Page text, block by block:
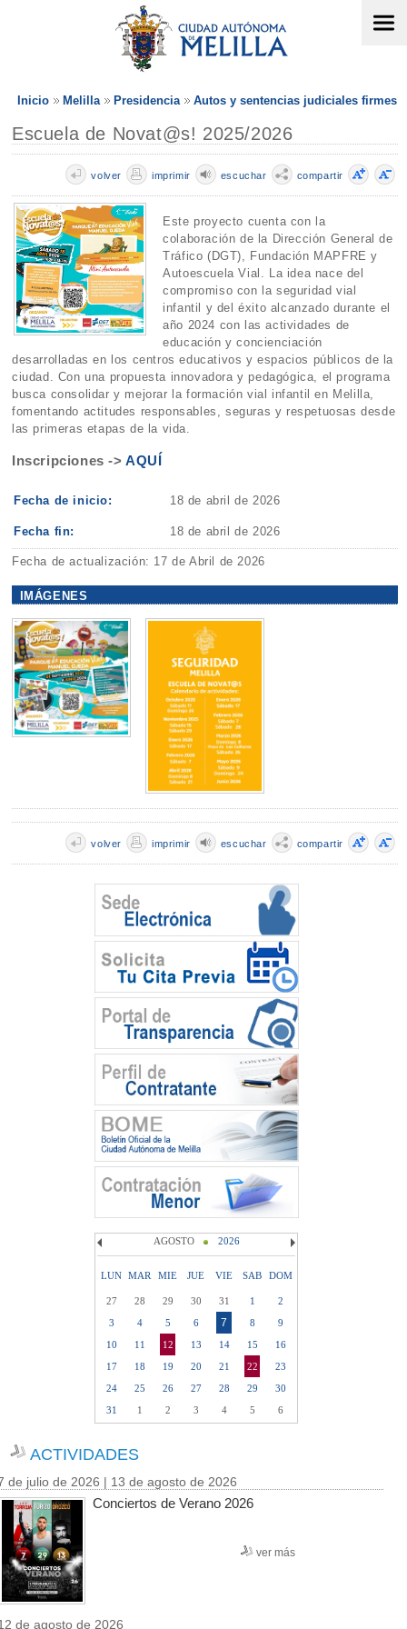
Inicio Melilla Presidencia Autos y sentencias judiciales firmes
Escuela de Novat@s! 2025/2026
compartir
escuchar
imprimir
volver
Este proyecto cuenta con la
colaboración de la Dirección General de
Tráfico (DGT), Fundación MAPFRE y
Autoescuela Vial. La idea nace del
compromiso con la seguridad vial
infantil y del éxito alcanzado durante el
año 2024 con las actividades de
educación y concienciación
desarrolladas en los centros educativos y espacios públicos de la
ciudad. Con una propuesta innovadora y pedagógica, el programa
busca consolidar y mejorar la formación vial infantil en Melilla,
fomentando actitudes responsables, seguras y respetuosas desde
las primeras etapas de la vida.
Inscripciones ->AQUÍ
Fecha de inicio: 18 de abril de 2026
Fecha fin: 18 de abril de 2026
Fecha de actualización: 17 de Abril de 2026
IMÁGENES
compartir
escuchar
imprimir
volver
AGOSTO 2026
LUN MAR MIE JUE VIE SAB DOM
27 28 29 30 31 1
2
3
4 5 6 7 8
9
10
11 12 13 14 15
16
17
18 19 20 21 22
23
24
25 26 27 28 29
30
31
1 2 3 4 5 6
ACTIVIDADES
de julio de 2026 | 13 de agosto de 2026
Conciertos de Verano 2026
ver más
de agosto de 2026